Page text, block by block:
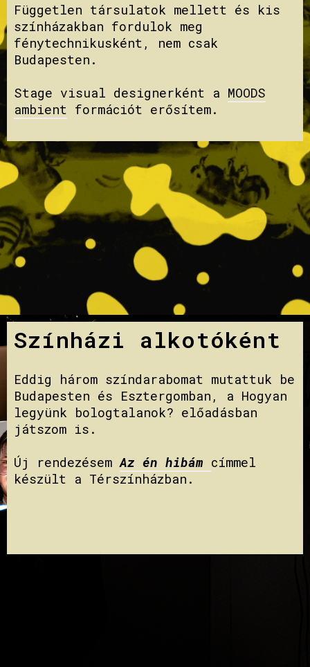
Független társulatok mellett és kis
színházakban fordulok meg
fénytechnikusként, nem csak
Budapesten.
Stage visual designerként a MOODS
ambient formációt erősítem.
Színházi alkotóként
Eddig három színdarabomat mutattuk be
Budapesten és Esztergomban, a Hogyan
legyünk bologtalanok? előadásban
játszom is.
Új rendezésem Az én hibám címmel
készült a Térszínházban.